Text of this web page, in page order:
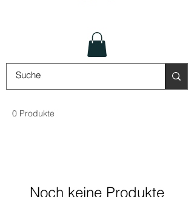
0 Produkte
Noch keine Produkte